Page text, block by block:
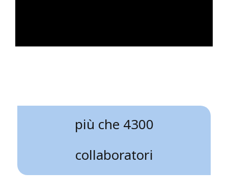
più che 4300
collaboratori